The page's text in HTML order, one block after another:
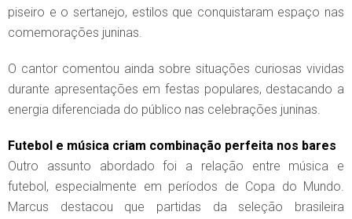
piseiro e o sertanejo, estilos que conquistaram espaço nas
comemorações juninas.
O cantor comentou ainda sobre situações curiosas vividas
durante apresentações em festas populares, destacando a
energia diferenciada do público nas celebrações juninas.
Futebol e música criam combinação perfeita nos bares
Outro assunto abordado foi a relação entre música e
futebol, especialmente em períodos de Copa do Mundo.
Marcus destacou que partidas da seleção brasileira